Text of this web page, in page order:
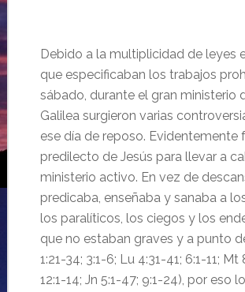
Debido a la multiplicidad de leyes
que especificaban los trabajos
sábado, durante el gran ministerio
Galilea surgieron varias
ese día de reposo. Evidentemente
predilecto de Jesús para llevar a
ministerio activo. En vez de
predicaba, enseñaba y sanaba a
los paralíticos, los ciegos y los
que no estaban graves y a punto
1:21-34; 3:1-6; Lu 4:31-41; 6:1-11; Mt
12:1-14; Jn 5:1-47; 9:1-24), por eso